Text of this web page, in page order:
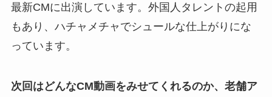
最新CMに出演しています。外国人タレントの起用
もあり、ハチャメチャでシュールな仕上がりにな
っています。
次回はどんなCM動画をみせてくれるのか、老舗ア